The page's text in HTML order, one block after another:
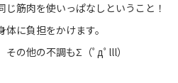
筋肉を使いっぱなしということ！
に負担をかけます。
の他の不調もΣ（ﾟдﾟlll）